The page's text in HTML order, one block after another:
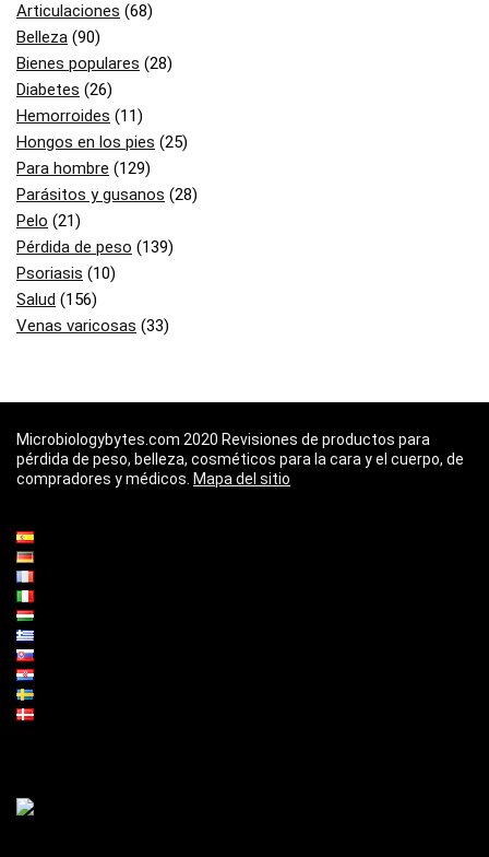
Articulaciones (68)
Belleza (90)
Bienes populares (28)
Diabetes (26)
Hemorroides (11)
Hongos en los pies (25)
Para hombre (129)
Parásitos y gusanos (28)
Pelo (21)
Pérdida de peso (139)
Psoriasis (10)
Salud (156)
Venas varicosas (33)
Microbiologybytes.com 2020 Revisiones de productos para
pérdida de peso, belleza, cosméticos para la cara y el cuerpo, de
compradores y médicos. Mapa del sitio